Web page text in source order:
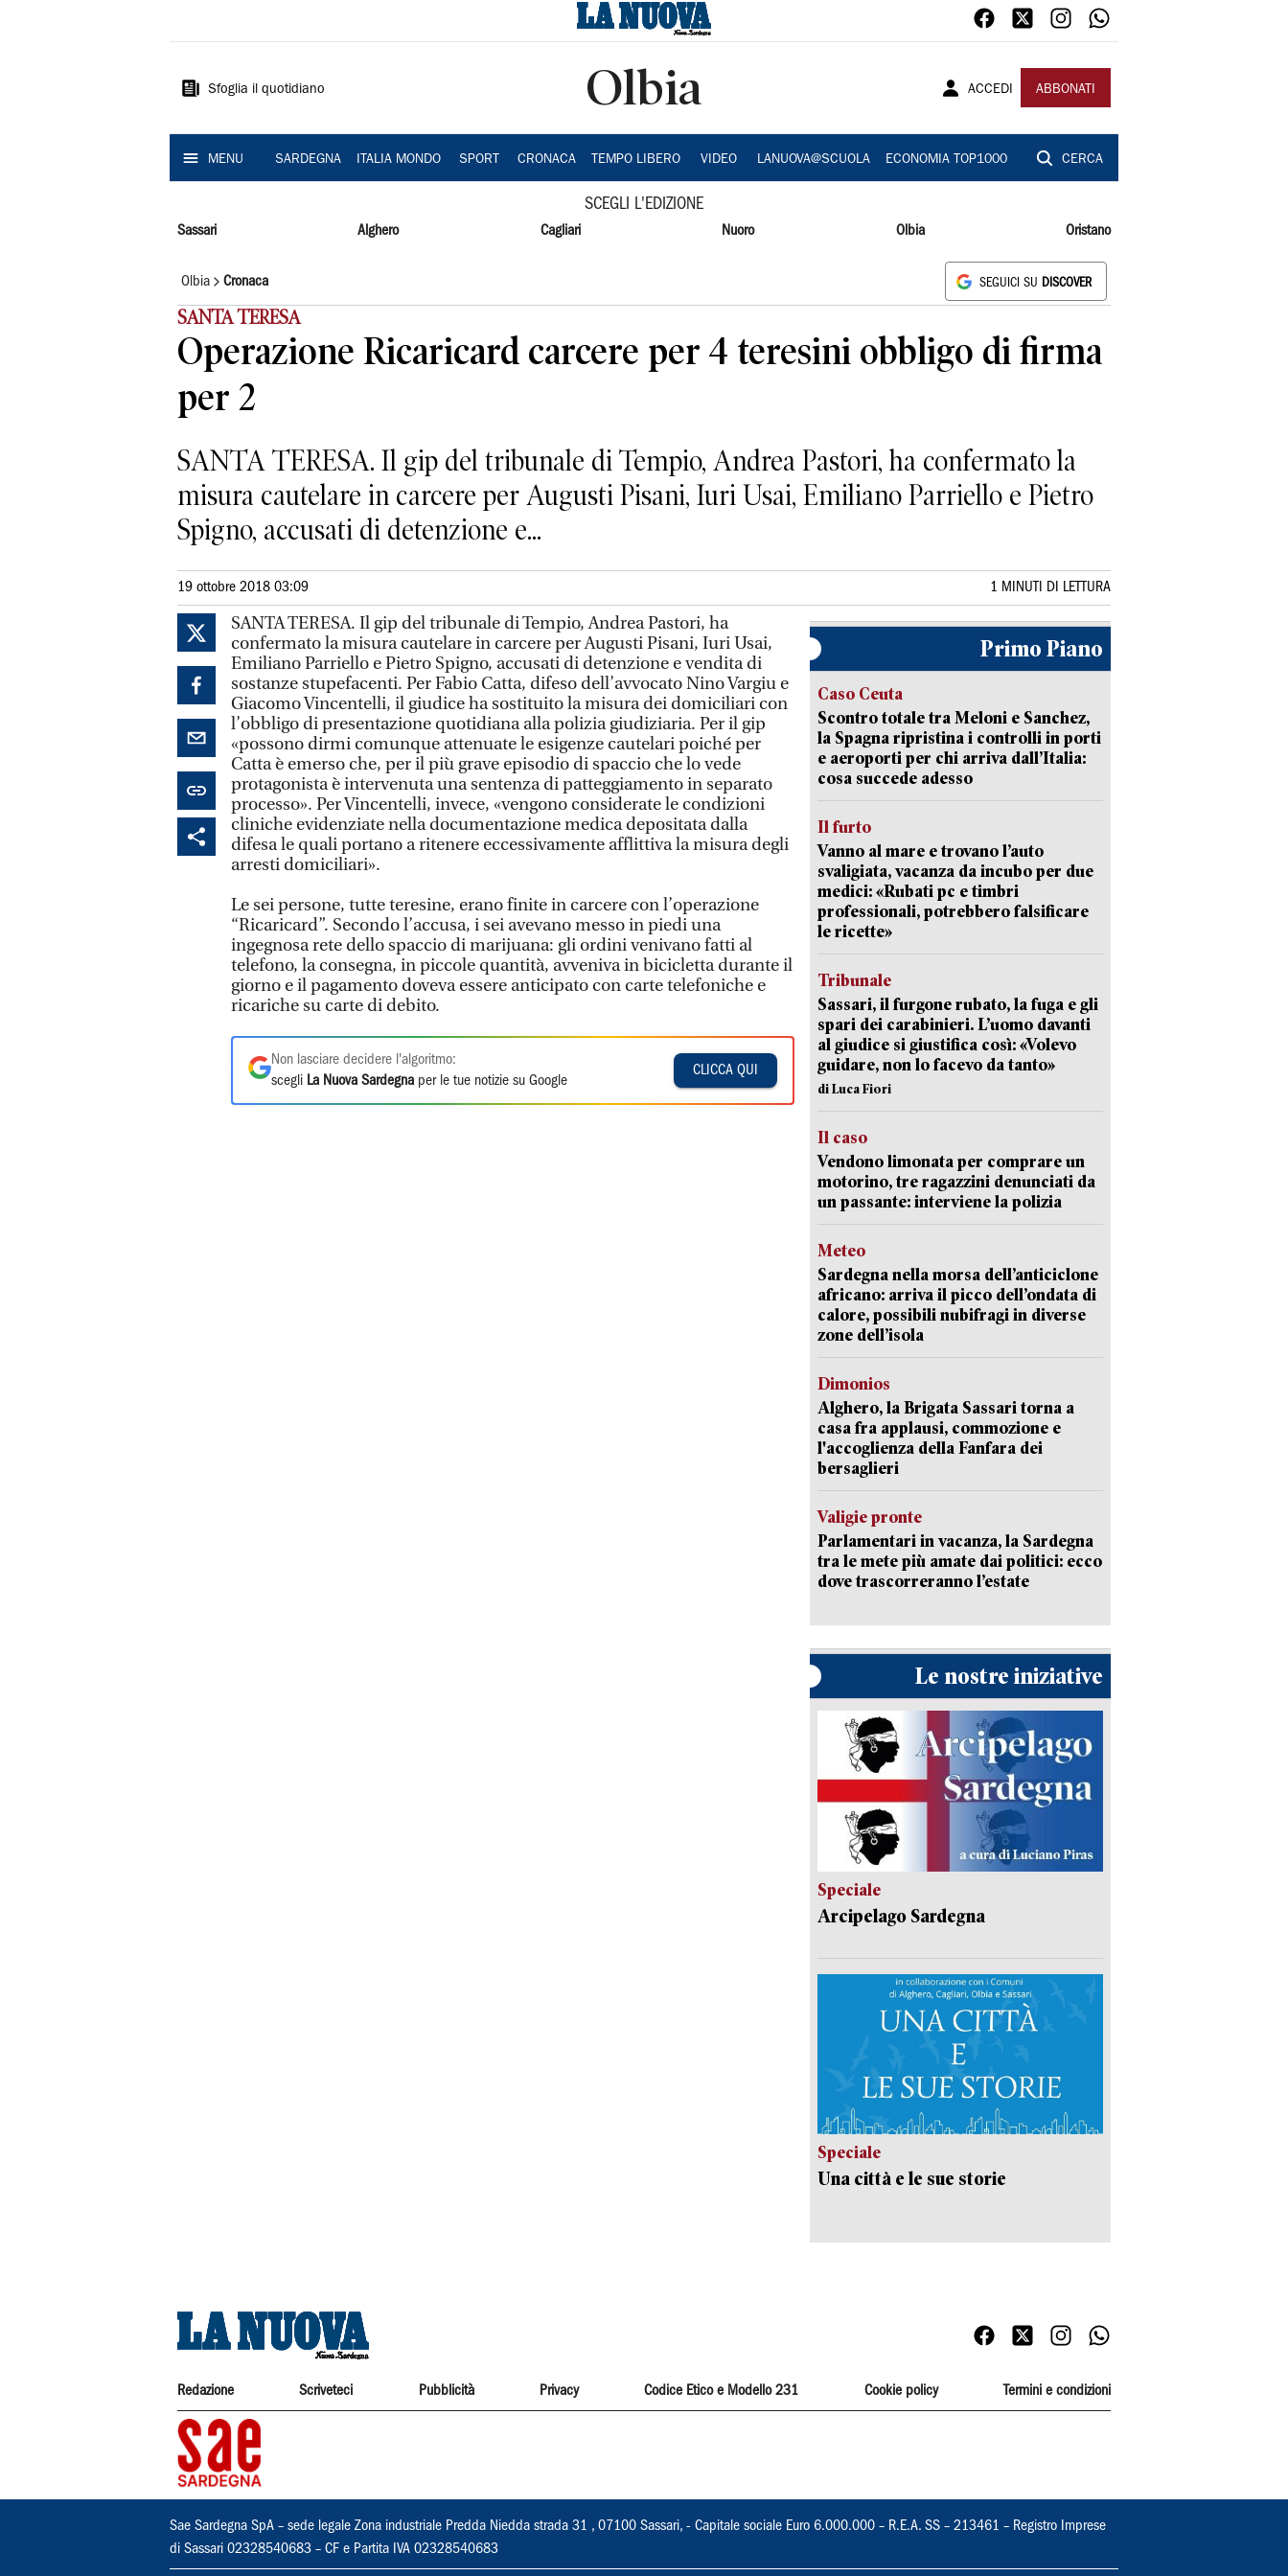
Sardegna
Sfoglia il quotidiano Olbia ACCEDI ABBONATI
MENU SARDEGNA ITALIA MONDO SPORT CRONACA TEMPO LIBERO VIDEO LANUOVA@SCUOLA ECONOMIA TOP1000 CERCA
SCEGLI L'EDIZIONE
Sassari Alghero Cagliari Nuoro Olbia Oristano
Olbia Cronaca SEGUICI SU DISCOVER
SANTA TERESA
Operazione Ricaricard carcere per 4 teresini obbligo di firma
per 2
SANTA TERESA. Il gip del tribunale di Tempio, Andrea Pastori, ha confermato la
misura cautelare in carcere per Augusti Pisani, Iuri Usai, Emiliano Parriello e Pietro
Spigno, accusati di detenzione e...
19 ottobre 2018 03:09 1 MINUTI DI LETTURA
SANTA TERESA. Il gip del tribunale di Tempio, Andrea Pastori, ha
confermato la misura cautelare in carcere per Augusti Pisani, Iuri Usai,
Emiliano Parriello e Pietro Spigno, accusati di detenzione e vendita di
sostanze stupefacenti. Per Fabio Catta, difeso dell’avvocato Nino Vargiu e
Giacomo Vincentelli, il giudice ha sostituito la misura dei domiciliari con
l’obbligo di presentazione quotidiana alla polizia giudiziaria. Per il gip
«possono dirmi comunque attenuate le esigenze cautelari poiché per
Catta è emerso che, per il più grave episodio di spaccio che lo vede
protagonista è intervenuta una sentenza di patteggiamento in separato
processo». Per Vincentelli, invece, «vengono considerate le condizioni
cliniche evidenziate nella documentazione medica depositata dalla
difesa le quali portano a ritenere eccessivamente afflittiva la misura degli
arresti domiciliari».
Le sei persone, tutte teresine, erano finite in carcere con l’operazione
“Ricaricard”. Secondo l’accusa, i sei avevano messo in piedi una
ingegnosa rete dello spaccio di marijuana: gli ordini venivano fatti al
telefono, la consegna, in piccole quantità, avveniva in bicicletta durante il
giorno e il pagamento doveva essere anticipato con carte telefoniche e
ricariche su carte di debito.
Non lasciare decidere l'algoritmo:
scegli La Nuova Sardegna per le tue notizie su Google
CLICCA QUI
Primo Piano
Caso Ceuta
Scontro totale tra Meloni e Sanchez,
la Spagna ripristina i controlli in porti
e aeroporti per chi arriva dall’Italia:
cosa succede adesso
Il furto
Vanno al mare e trovano l’auto
svaligiata, vacanza da incubo per due
medici: «Rubati pc e timbri
professionali, potrebbero falsificare
le ricette»
Tribunale
Sassari, il furgone rubato, la fuga e gli
spari dei carabinieri. L’uomo davanti
al giudice si giustifica così: «Volevo
guidare, non lo facevo da tanto»
di Luca Fiori
Il caso
Vendono limonata per comprare un
motorino, tre ragazzini denunciati da
un passante: interviene la polizia
Meteo
Sardegna nella morsa dell’anticiclone
africano: arriva il picco dell’ondata di
calore, possibili nubifragi in diverse
zone dell’isola
Dimonios
Alghero, la Brigata Sassari torna a
casa fra applausi, commozione e
l'accoglienza della Fanfara dei
bersaglieri
Valigie pronte
Parlamentari in vacanza, la Sardegna
tra le mete più amate dai politici: ecco
dove trascorreranno l’estate
Le nostre iniziative
Speciale
Arcipelago Sardegna
Speciale
Una città e le sue storie
Redazione Scriveteci Pubblicità Privacy Codice Etico e Modello 231 Cookie policy Termini e condizioni
Sae Sardegna SpA – sede legale Zona industriale Predda Niedda strada 31 , 07100 Sassari, - Capitale sociale Euro 6.000.000 – R.E.A. SS – 213461 – Registro Imprese
di Sassari 02328540683 – CF e Partita IVA 02328540683